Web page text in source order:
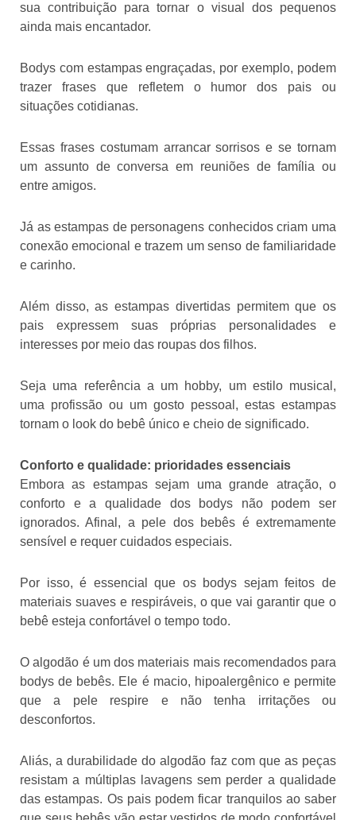
sua contribuição para tornar o visual dos pequenos
ainda mais encantador.
Bodys com estampas engraçadas, por exemplo, podem
trazer frases que refletem o humor dos pais ou
situações cotidianas.
Essas frases costumam arrancar sorrisos e se tornam
um assunto de conversa em reuniões de família ou
entre amigos.
Já as estampas de personagens conhecidos criam uma
conexão emocional e trazem um senso de familiaridade
e carinho.
Além disso, as estampas divertidas permitem que os
pais expressem suas próprias personalidades e
interesses por meio das roupas dos filhos.
Seja uma referência a um hobby, um estilo musical,
uma profissão ou um gosto pessoal, estas estampas
tornam o look do bebê único e cheio de significado.
Conforto e qualidade: prioridades essenciais
Embora as estampas sejam uma grande atração, o
conforto e a qualidade dos bodys não podem ser
ignorados. Afinal, a pele dos bebês é extremamente
sensível e requer cuidados especiais.
Por isso, é essencial que os bodys sejam feitos de
materiais suaves e respiráveis, o que vai garantir que o
bebê esteja confortável o tempo todo.
O algodão é um dos materiais mais recomendados para
bodys de bebês. Ele é macio, hipoalergênico e permite
que a pele respire e não tenha irritações ou
desconfortos.
Aliás, a durabilidade do algodão faz com que as peças
resistam a múltiplas lavagens sem perder a qualidade
das estampas. Os pais podem ficar tranquilos ao saber